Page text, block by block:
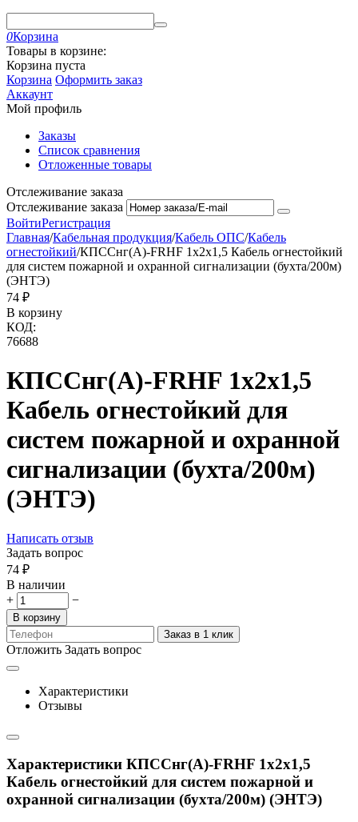
0Корзина
Товары в корзине:
Корзина пуста
Корзина Оформить заказ
Аккаунт
Мой профиль
Заказы
Список сравнения
Отложенные товары
Отслеживание заказа
Отслеживание заказа
ВойтиРегистрация
Главная/Кабельная продукция/Кабель ОПС/Кабель
огнестойкий/КПССнг(А)-FRHF 1х2х1,5 Кабель огнестойкий
для систем пожарной и охранной сигнализации (бухта/200м)
(ЭНТЭ)
‍74‍ ₽
В корзину
КОД:
76688
КПССнг(А)-FRHF 1х2х1,5
Кабель огнестойкий для
систем пожарной и охранной
сигнализации (бухта/200м)
(ЭНТЭ)
Написать отзыв
Задать вопрос
‍74‍ ₽
В наличии
+
−
В корзину
Заказ в 1 клик
Отложить Задать вопрос
Характеристики
Отзывы
Характеристики КПССнг(А)-FRHF 1х2х1,5
Кабель огнестойкий для систем пожарной и
охранной сигнализации (бухта/200м) (ЭНТЭ)